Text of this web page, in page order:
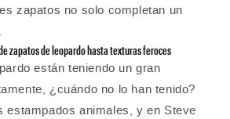
zapatos no solo completan un
zapatos de leopardo hasta texturas feroces
están teniendo un gran
¿cuándo no lo han tenido?
estampados animales, y en Steve